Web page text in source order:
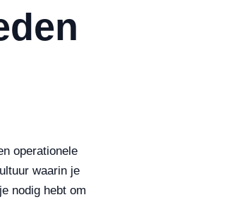
operationele
waarin je
nodig hebt om